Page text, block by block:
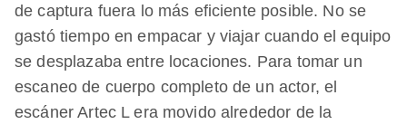
de captura fuera lo más eficiente posible. No se
gastó tiempo en empacar y viajar cuando el equipo
se desplazaba entre locaciones. Para tomar un
escaneo de cuerpo completo de un actor, el
escáner Artec L era movido alrededor de la